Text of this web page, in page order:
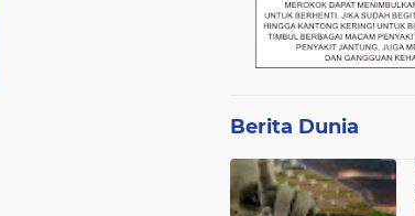
Berita Dunia